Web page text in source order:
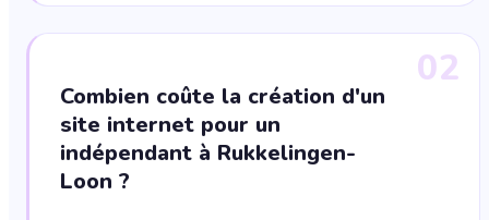
02
Combien coûte la création d'un
site internet pour un
indépendant à Rukkelingen-
Loon ?